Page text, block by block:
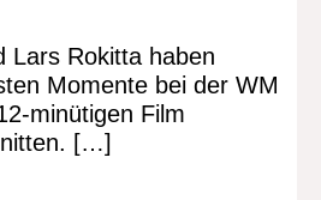
Lars Rokitta haben
Momente bei der WM
minütigen Film
[…]